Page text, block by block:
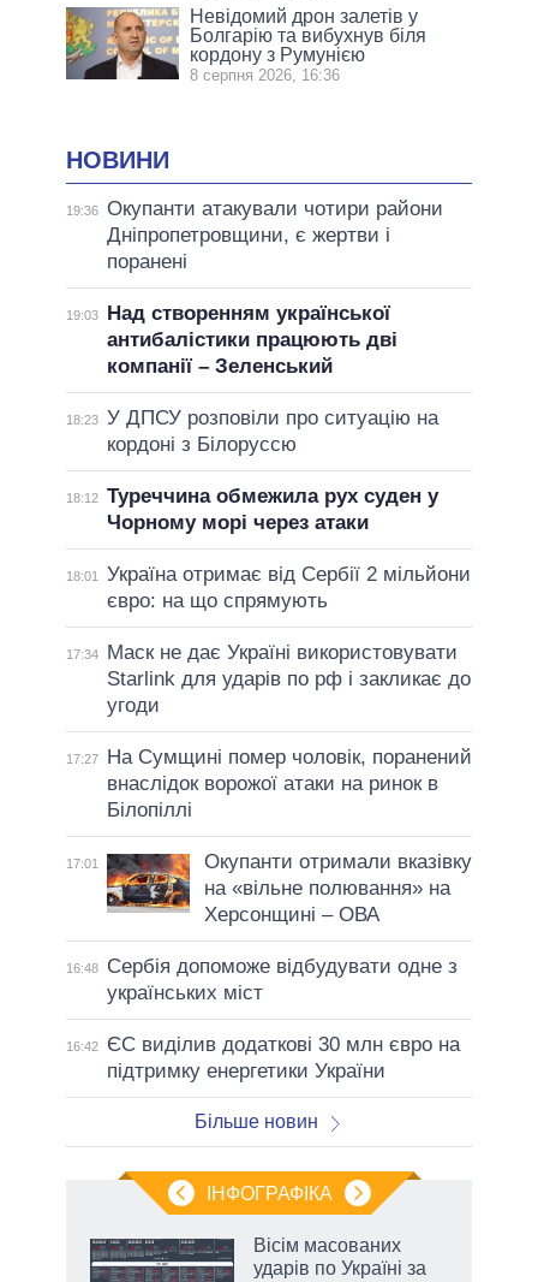
Невідомий дрон залетів у
Болгарію та вибухнув біля
кордону з Румунією
8 серпня 2026, 16:36
НОВИНИ
19:36 Окупанти атакували чотири райони
Дніпропетровщини, є жертви і
поранені
19:03
Над створенням української
антибалістики працюють дві
компанії – Зеленський
18:23 У ДПСУ розповіли про ситуацію на
кордоні з Білоруссю
18:12 Туреччина обмежила рух суден у
Чорному морі через атаки
18:01
Україна отримає від Сербії 2 мільйони
євро: на що спрямують
17:34
Маск не дає Україні використовувати
Starlink для ударів по рф і закликає до
угоди
17:27
На Сумщині помер чоловік, поранений
внаслідок ворожої атаки на ринок в
Білопіллі
17:01
Окупанти отримали вказівку
на «вільне полювання» на
Херсонщині – ОВА
16:48
Сербія допоможе відбудувати одне з
українських міст
16:42
ЄС виділив додаткові 30 млн євро на
підтримку енергетики України
Більше новин
ІНФОГРАФІКА
Вісім масованих
ударів по Україні за